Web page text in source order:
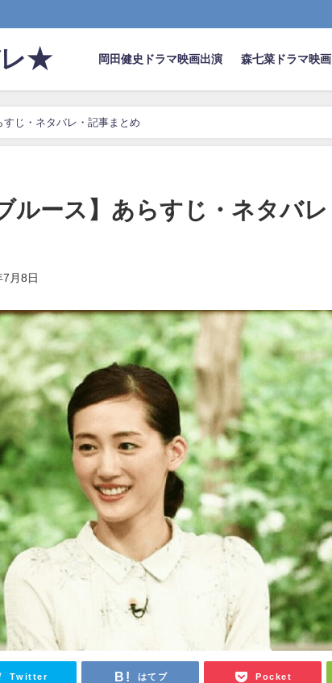
レ★ 岡田健史ドラマ映画出演 森七菜ドラマ映画
すじ・ネタバレ・記事まとめ
ルース】あらすじ・ネタバレ
月8日
Twitter はてブ Pocket